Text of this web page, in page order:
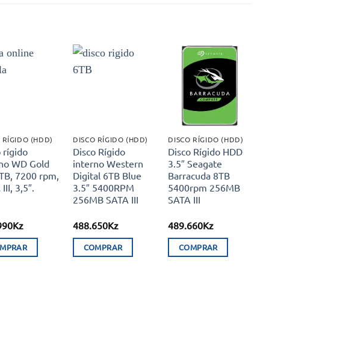
RÍGIDO (HDD)
rígido
WD Gold
7200 rpm,
III, 3,5″.
Kz
DISCO RÍGIDO (HDD)
Disco Rígido
interno Western
Digital 6TB Blue
3.5″ 5400RPM
256MB SATA III
488.650Kz
COMPRAR
Adicionar
aos meus
desejos
DISCO RÍGIDO (HDD)
Disco Rígido HDD
3.5″ Seagate
Barracuda 8TB
5400rpm 256MB
SATA III
489.660Kz
COMPRAR